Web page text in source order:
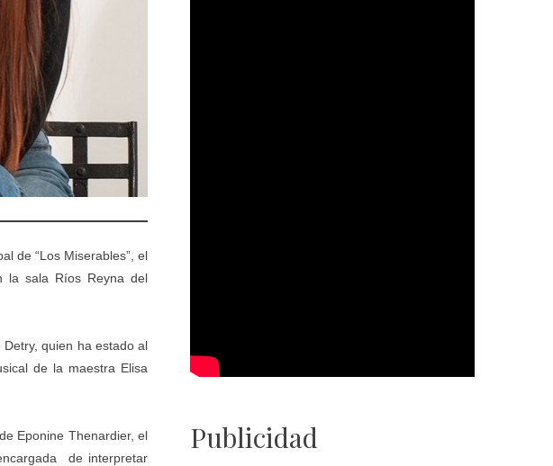
de “Los Miserables”, el
la sala Ríos Reyna del
quien ha estado al
de la maestra Elisa
Eponine Thenardier, el
de interpretar
Publicidad